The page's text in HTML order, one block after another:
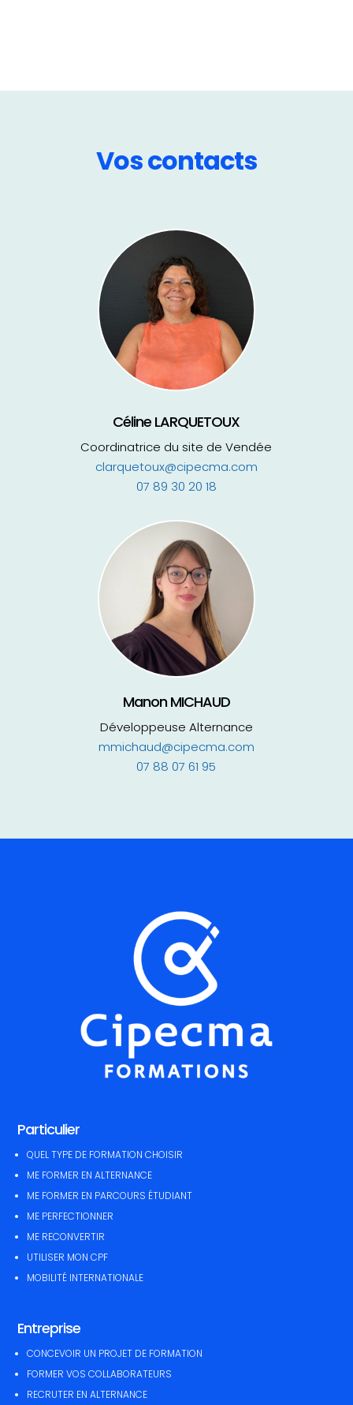
Vos contacts
Céline LARQUETOUX
Coordinatrice du site de Vendée
clarquetoux@cipecma.com
07 89 30 20 18
Manon MICHAUD
Développeuse Alternance
mmichaud@cipecma.com
07 88 07 61 95
Particulier
QUEL TYPE DE FORMATION CHOISIR
ME FORMER EN ALTERNANCE
ME FORMER EN PARCOURS ÉTUDIANT
ME PERFECTIONNER
ME RECONVERTIR
UTILISER MON CPF
MOBILITÉ INTERNATIONALE
Entreprise
CONCEVOIR UN PROJET DE FORMATION
FORMER VOS COLLABORATEURS
RECRUTER EN ALTERNANCE